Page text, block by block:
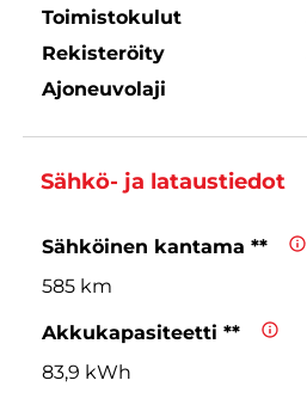
Toimistokulut
Rekisteröity
Ajoneuvolaji
Sähkö- ja lataustiedot
Sähköinen kantama **
585 km
Akkukapasiteetti **
83,9 kWh